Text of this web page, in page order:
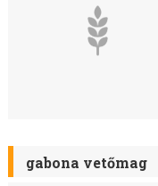
gabona vetőmag